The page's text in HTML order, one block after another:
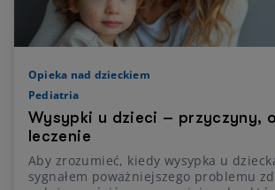
Opieka nad dzieckiem
Pediatria
Wysypki u dzieci – przyczyny,
leczenie
Aby zrozumieć, kiedy wysypka u
sygnałem poważniejszego problemu